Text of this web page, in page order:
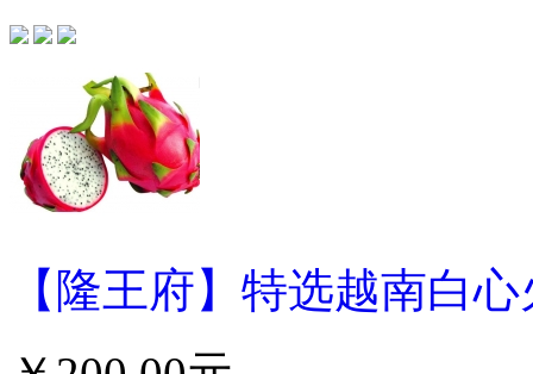
【隆王府】特选越南白